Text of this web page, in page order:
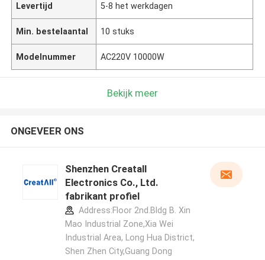
Levertijd 5-8 het werkdagen
Min. bestelaantal 10 stuks
Modelnummer AC220V 10000W
Bekijk meer
ONGEVEER ONS
Shenzhen Creatall
Electronics Co., Ltd.
fabrikant profiel
Address:Floor 2nd.Bldg B. Xin
Mao Industrial Zone,Xia Wei
Industrial Area, Long Hua District,
Shen Zhen City,Guang Dong